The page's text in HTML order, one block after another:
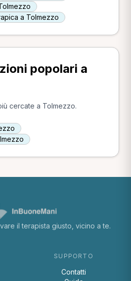
a Tolmezzo
popolari a
cercate a Tolmezzo.
il terapista giusto, vicino a te.
SUPPORTO
Contatti